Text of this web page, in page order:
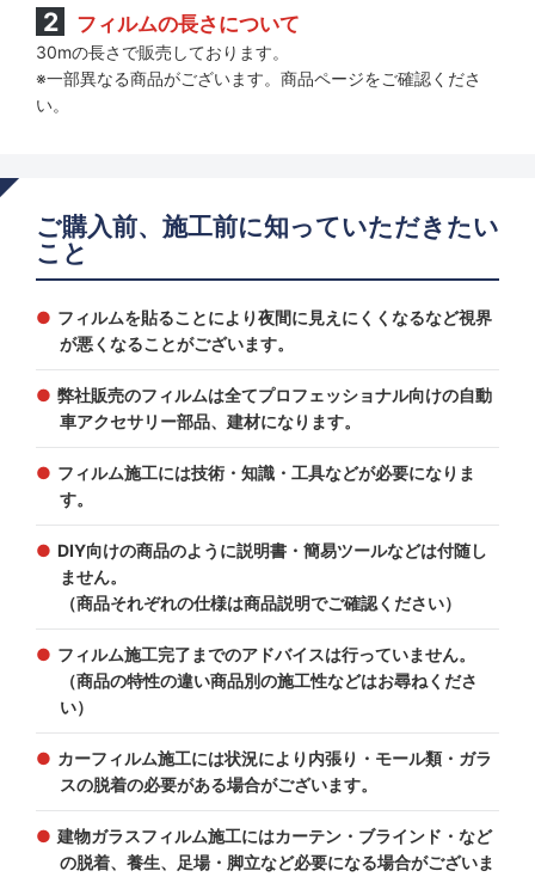
フィルムの長さについて
30mの長さで販売しております。
※一部異なる商品がございます。商品ページをご確認くださ
い。
ご購入前、施工前に知っていただきたい
こと
フィルムを貼ることにより夜間に見えにくくなるなど視界
が悪くなることがございます。
弊社販売のフィルムは全てプロフェッショナル向けの自動
車アクセサリー部品、建材になります。
フィルム施工には技術・知識・工具などが必要になりま
す。
DIY向けの商品のように説明書・簡易ツールなどは付随し
ません。
（商品それぞれの仕様は商品説明でご確認ください）
フィルム施工完了までのアドバイスは行っていません。
（商品の特性の違い商品別の施工性などはお尋ねくださ
い）
カーフィルム施工には状況により内張り・モール類・ガラ
スの脱着の必要がある場合がございます。
建物ガラスフィルム施工にはカーテン・ブラインド・など
の脱着、養生、足場・脚立など必要になる場合がございま